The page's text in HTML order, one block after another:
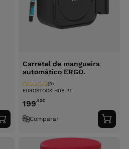
Adicionar
ao
Carretel de mangueira
automático ERGO.
EUROSTOCK HUB PT
(0)
199,53€
Comparar
ao